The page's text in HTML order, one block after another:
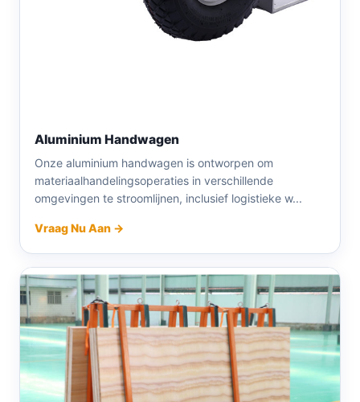
Aluminium Handwagen
Onze aluminium handwagen is ontworpen om
materiaalhandelingsoperaties in verschillende
omgevingen te stroomlijnen, inclusief logistieke w...
Vraag Nu Aan →